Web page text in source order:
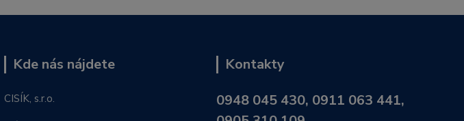
Kde nás nájdete
CISÍK, s.r.o.
Kontakty
0948 045 430, 0911 063 441,